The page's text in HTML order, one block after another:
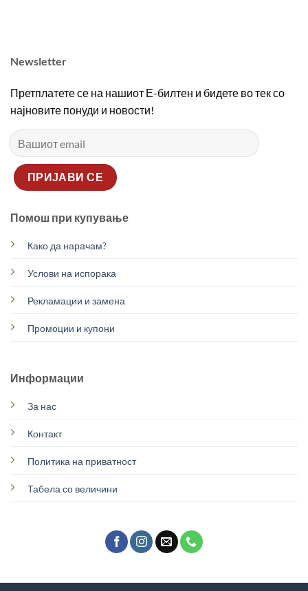
Newsletter
Претплатете се на нашиот Е-билтен и бидете во тек со
најновите понуди и новости!
Помош при купување
Како да нарачам?
Услови на испорака
Рекламации и замена
Промоции и купони
Информации
За нас
Контакт
Политика на приватност
Табела со величини